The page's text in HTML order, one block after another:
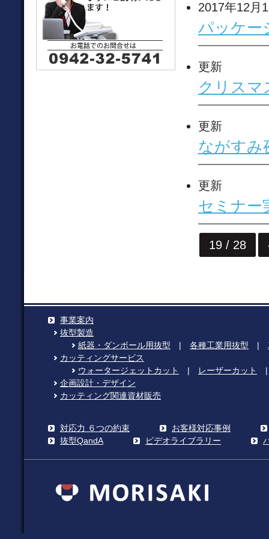
2017年12月
パッケー
更新
クリスマ
更新
ながすみ
更新
セミナー
19 / 28
事業案内
抜型製造
紙器・ダンボール用抜型 | 各種工業用抜型 |
カッティングサービス
ウォータージェットカット
| レーザーカット
企画設計・デザイン
カッティング関連資材販売
対応力 ６つの約束
お客様対応事例
抜型QandA
ビデオライブラリー